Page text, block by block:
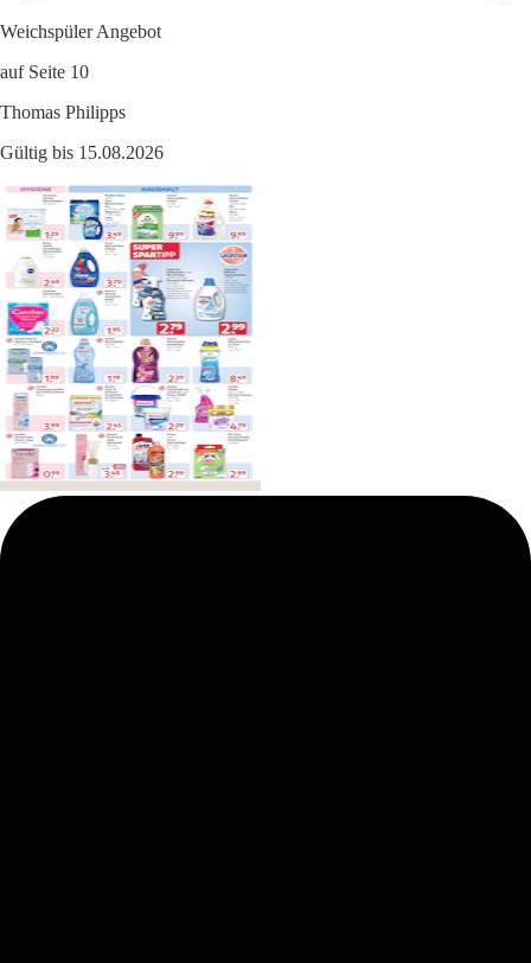
Weichspüler Angebot
auf Seite 10
Thomas Philipps
Gültig bis 15.08.2026